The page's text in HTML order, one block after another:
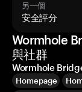
另一個
安全評分
Wormhole
與社群
Wormhole
Homepage